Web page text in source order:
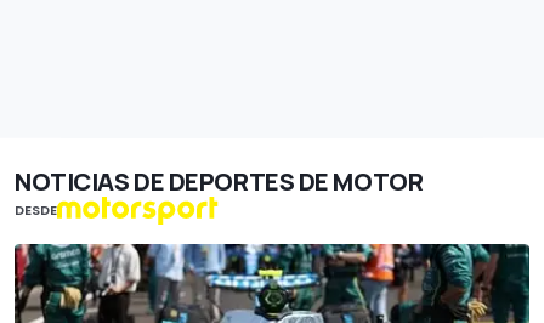
NOTICIAS DE DEPORTES DE MOTOR
DESDE